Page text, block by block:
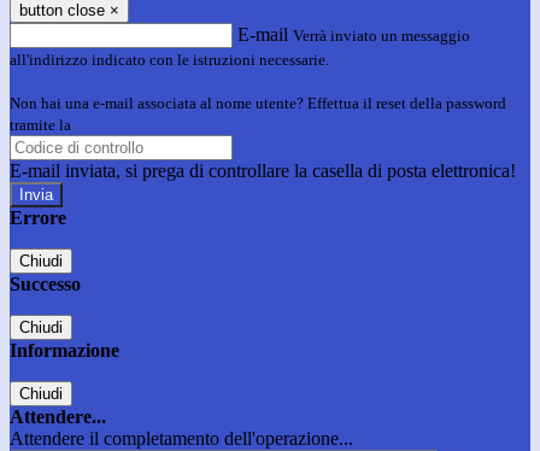
button close ×
E-mail Verrà inviato un messaggio
all'indirizzo indicato con le istruzioni necessarie.
Non hai una e-mail associata al nome utente? Effettua il reset della password
tramite la
E-mail inviata, si prega di controllare la casella di posta elettronica!
Errore
Chiudi
Successo
Chiudi
Informazione
Chiudi
Attendere...
Attendere il completamento dell'operazione...